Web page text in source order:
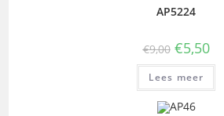
AP5224
€9,00 €5,50
Lees meer